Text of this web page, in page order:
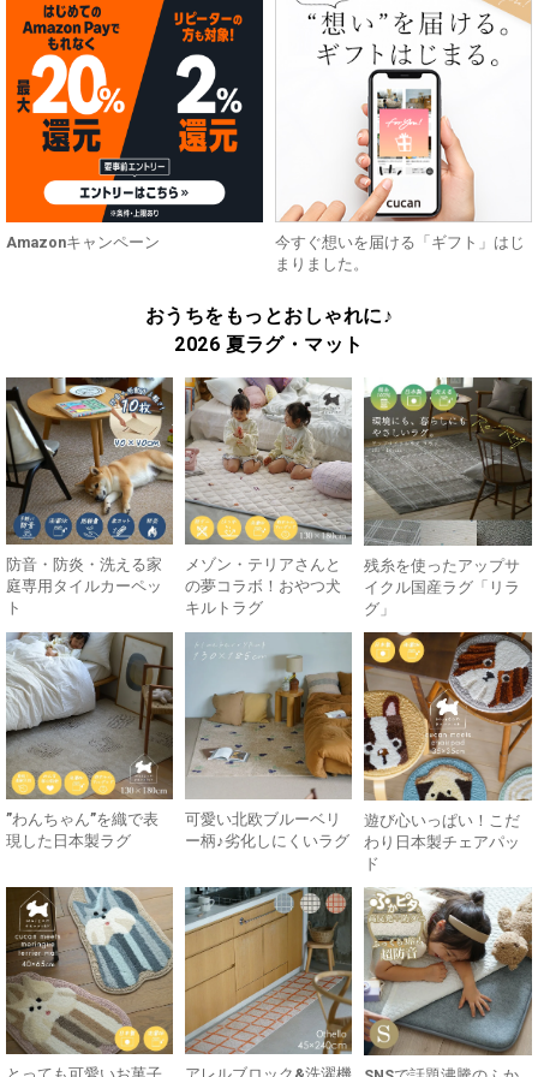
Amazonキャンペーン
今すぐ想いを届ける「ギフト」はじ
まりました。
おうちをもっとおしゃれに♪
2026 夏ラグ・マット
防音・防炎・洗える家
庭専用タイルカーペッ
ト
メゾン・テリアさんと
の夢コラボ！おやつ犬
キルトラグ
残糸を使ったアップサ
イクル国産ラグ「リラ
グ」
”わんちゃん”を織で表
現した日本製ラグ
可愛い北欧ブルーベリ
ー柄♪劣化しにくいラグ
遊び心いっぱい！こだ
わり日本製チェアパッ
ド